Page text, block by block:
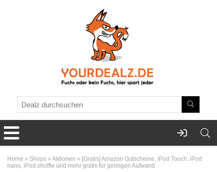
Home » Shops » Aktionen » [Gratis] Amazon Gutscheine, iPod Touch, iPod
nano, iPod shuffle und mehr gratis für geringen Aufwand